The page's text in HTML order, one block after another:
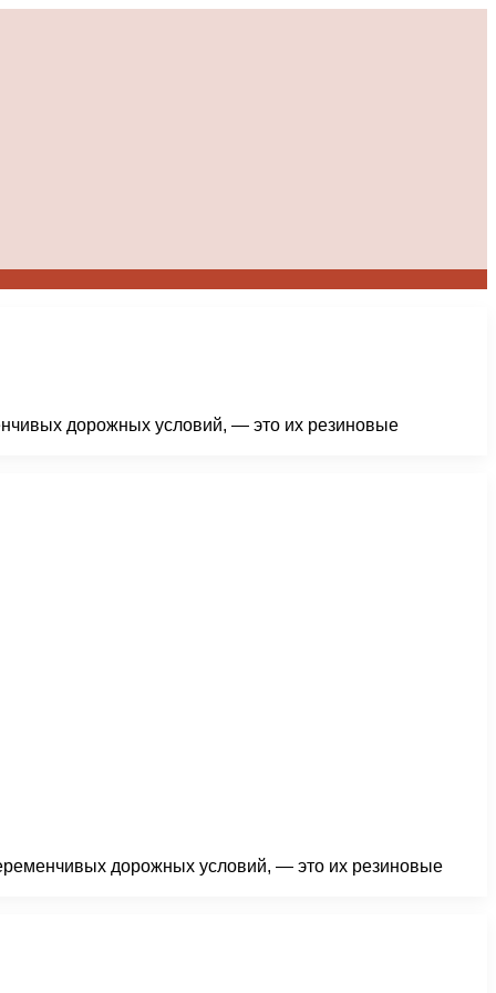
дорожных условий, — это их резиновые
дорожных условий, — это их резиновые